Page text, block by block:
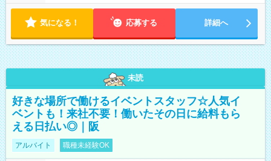
気になる！ 応募する 詳細へ
未読
好きな場所で働けるイベントスタッフ☆人気イ
ベントも！来社不要！働いたその日に給料もら
える日払い◎｜阪
アルバイト 職種未経験OK